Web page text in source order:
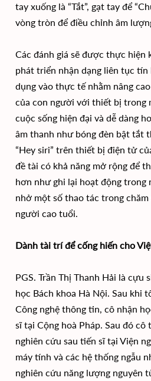
tay xuống là “Tắt”, gạt tay để
vòng tròn để điều chỉnh âm
Các đánh giá sẽ được thực hiện
phát triển nhận dạng liên tục tín
dụng vào thực tế nhằm nâng
của con người với thiết bị trong
cuộc sống hiện đại và dễ dàng
âm thanh như bóng đèn bật tắt
“Hey siri” trên thiết bị điện tử
đề tài có khả năng mở rộng để
hơn như ghi lại hoạt động trong
nhở một số thao tác trong
người cao tuổi.
Dành tài trí để cống hiến cho
PGS. Trần Thị Thanh Hải là cựu
học Bách khoa Hà Nội. Sau khi
Công nghệ thông tin, cô nhận
sĩ tại Cộng hoà Pháp. Sau đó
nghiên cứu sau tiến sĩ tại Viện
máy tính và các hệ thống ngẫu
nghiên cứu năng lượng nguyên